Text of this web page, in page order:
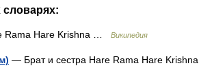
словарях:
Rama Hare Krishna … Википедия
— Брат и сестра Hare Rama Hare